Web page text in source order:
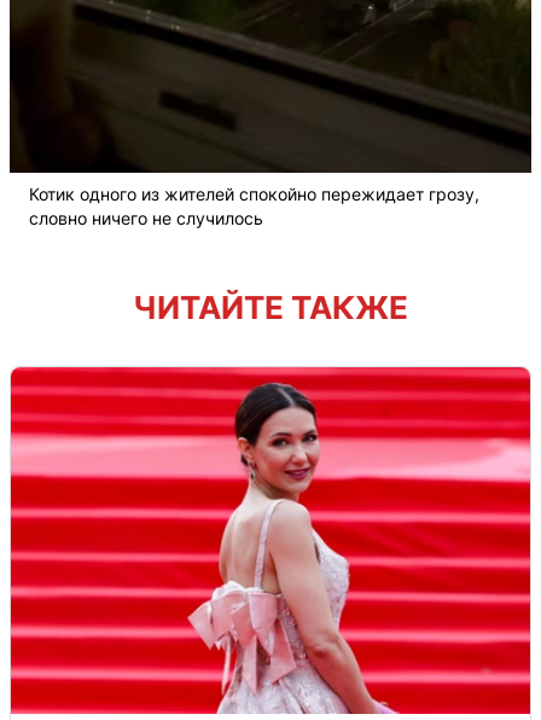
Котик одного из жителей спокойно пережидает грозу,
словно ничего не случилось
ЧИТАЙТЕ ТАКЖЕ